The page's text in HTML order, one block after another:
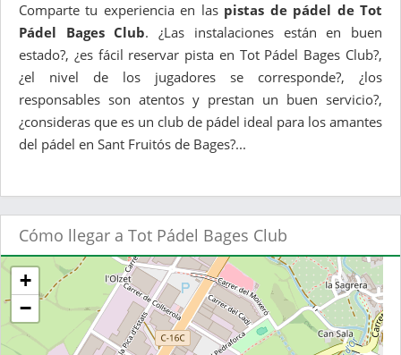
Comparte tu experiencia en las pistas de pádel de Tot
Pádel Bages Club. ¿Las instalaciones están en buen
estado?, ¿es fácil reservar pista en Tot Pádel Bages Club?,
¿el nivel de los jugadores se corresponde?, ¿los
responsables son atentos y prestan un buen servicio?,
¿consideras que es un club de pádel ideal para los amantes
del pádel en Sant Fruitós de Bages?...
Cómo llegar a Tot Pádel Bages Club
+
−